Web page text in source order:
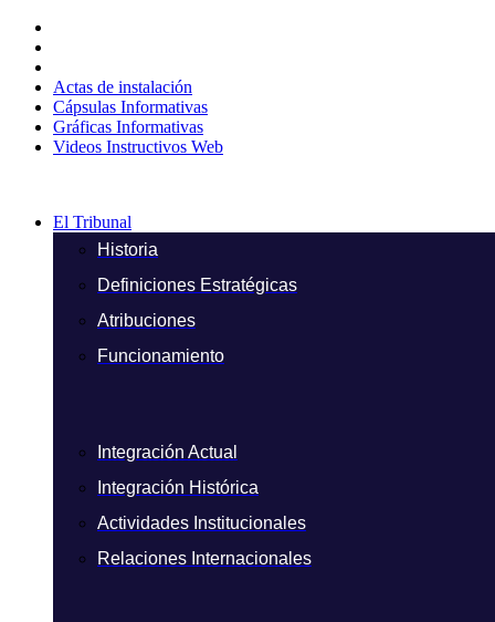
contenido
Actas de instalación
Cápsulas Informativas
Gráficas Informativas
Videos Instructivos Web
El Tribunal
Historia
Definiciones Estratégicas
Atribuciones
Funcionamiento
Integración Actual
Integración Histórica
Actividades Institucionales
Relaciones Internacionales